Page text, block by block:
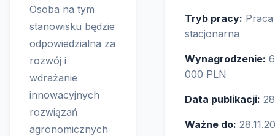
Osoba na tym
stanowisku będzie
odpowiedzialna za
rozwój i
wdrażanie
innowacyjnych
rozwiązań
agronomicznych
Tryb pracy: Praca
stacjonarna
Wynagrodzenie:
000 PLN
Data publikacji:
Ważne do: